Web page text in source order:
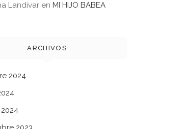
Landivar en MI HIJO BABEA
ARCHIVOS
2024